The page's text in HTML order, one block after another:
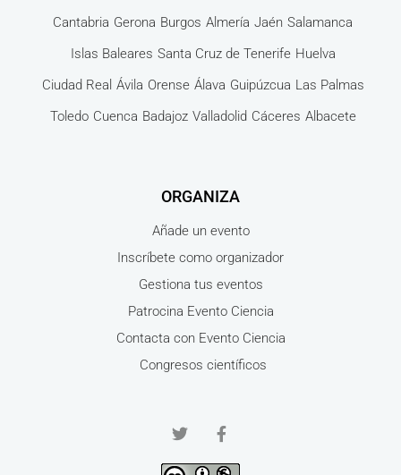
Cantabria Gerona Burgos Almería Jaén Salamanca
Islas Baleares Santa Cruz de Tenerife Huelva
Ciudad Real Ávila Orense Álava Guipúzcua Las Palmas
Toledo Cuenca Badajoz Valladolid Cáceres Albacete
ORGANIZA
Añade un evento
Inscríbete como organizador
Gestiona tus eventos
Patrocina Evento Ciencia
Contacta con Evento Ciencia
Congresos científicos